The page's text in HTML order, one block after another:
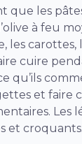
que les
à feu
les carottes,
cuire
qu’ils
et faire
Les
et croquants.